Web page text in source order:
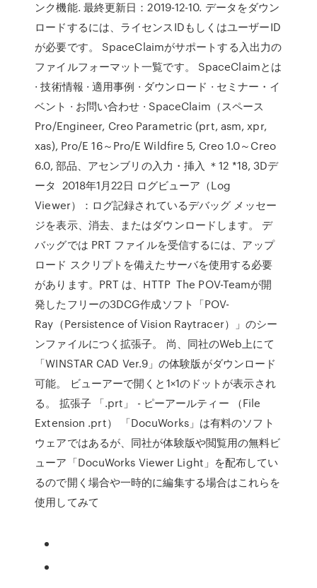
ンク機能. 最終更新日：2019-12-10. データをダウン
ロードするには、ライセンスIDもしくはユーザーID
が必要です。 SpaceClaimがサポートする入出力の
ファイルフォーマット一覧です。 SpaceClaimとは
· 技術情報 · 適用事例 · ダウンロード · セミナー・イ
ベント · お問い合わせ · SpaceClaim（スペース
Pro/Engineer, Creo Parametric (prt, asm, xpr,
xas), Pro/E 16～Pro/E Wildfire 5, Creo 1.0～Creo
6.0, 部品、アセンブリの入力・挿入 ＊12 *18, 3Dデ
ータ 2018年1月22日 ログビューア（Log
Viewer）：ログ記録されているデバッグ メッセー
ジを表示、消去、またはダウンロードします。 デ
バッグでは PRT ファイルを受信するには、アップ
ロード スクリプトを備えたサーバを使用する必要
があります。PRT は、HTTP The POV-Teamが開
発したフリーの3DCG作成ソフト「POV-
Ray（Persistence of Vision Raytracer）」のシー
ンファイルにつく拡張子。 尚、同社のWeb上にて
「WINSTAR CAD Ver.9」の体験版がダウンロード
可能。 ビューアーで開くと1×1のドットが表示され
る。 拡張子 「.prt」 - ピーアールティー （File
Extension .prt） 「DocuWorks」は有料のソフト
ウェアではあるが、同社が体験版や閲覧用の無料ビ
ューア「DocuWorks Viewer Light」を配布してい
るので開く場合や一時的に編集する場合はこれらを
使用してみて